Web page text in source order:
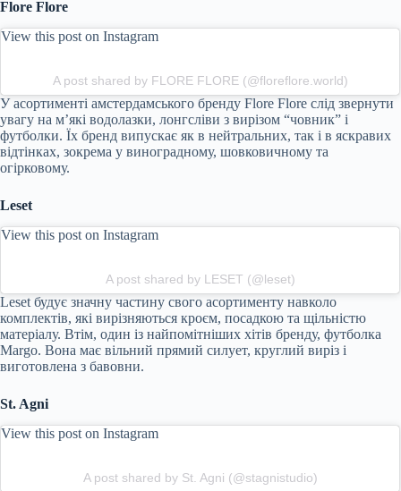
Flore Flore
View this post on Instagram
A post shared by FLORE FLORE (@floreflore.world)
У асортименті амстердамського бренду Flore Flore слід звернути
увагу на м’які водолазки, лонгсліви з вирізом “човник” і
футболки. Їх бренд випускає як в нейтральних, так і в яскравих
відтінках, зокрема у виноградному, шовковичному та
огірковому.
Leset
View this post on Instagram
A post shared by LESET (@leset)
Leset будує значну частину свого асортименту навколо
комплектів, які вирізняються кроєм, посадкою та щільністю
матеріалу. Втім, один із найпомітніших хітів бренду, футболка
Margo. Вона має вільний прямий силует, круглий виріз і
виготовлена з бавовни.
St. Agni
View this post on Instagram
A post shared by St. Agni (@stagnistudio)